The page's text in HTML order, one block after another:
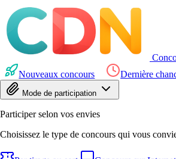
Nouveaux concours
Dernière
Mode de participation
Participer selon vos envies
Choisissez le type de concours qui vous